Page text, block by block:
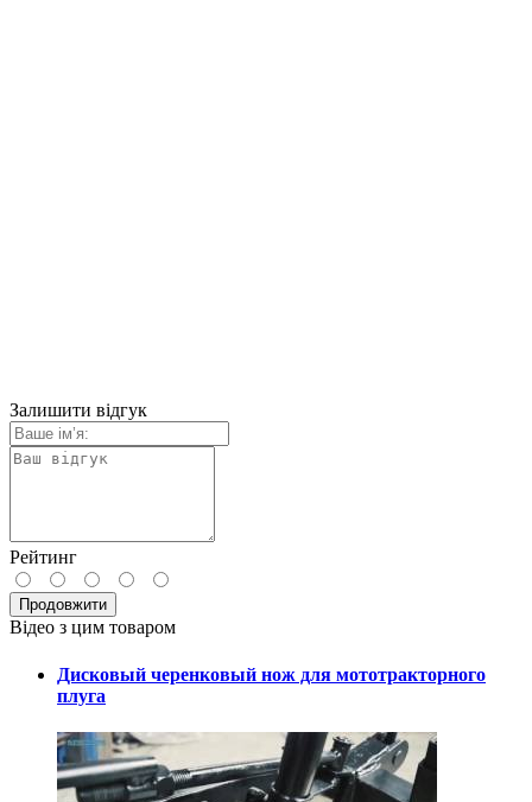
Залишити відгук
Рейтинг
Продовжити
Відео з цим товаром
Дисковый черенковый нож для мототракторного
плуга